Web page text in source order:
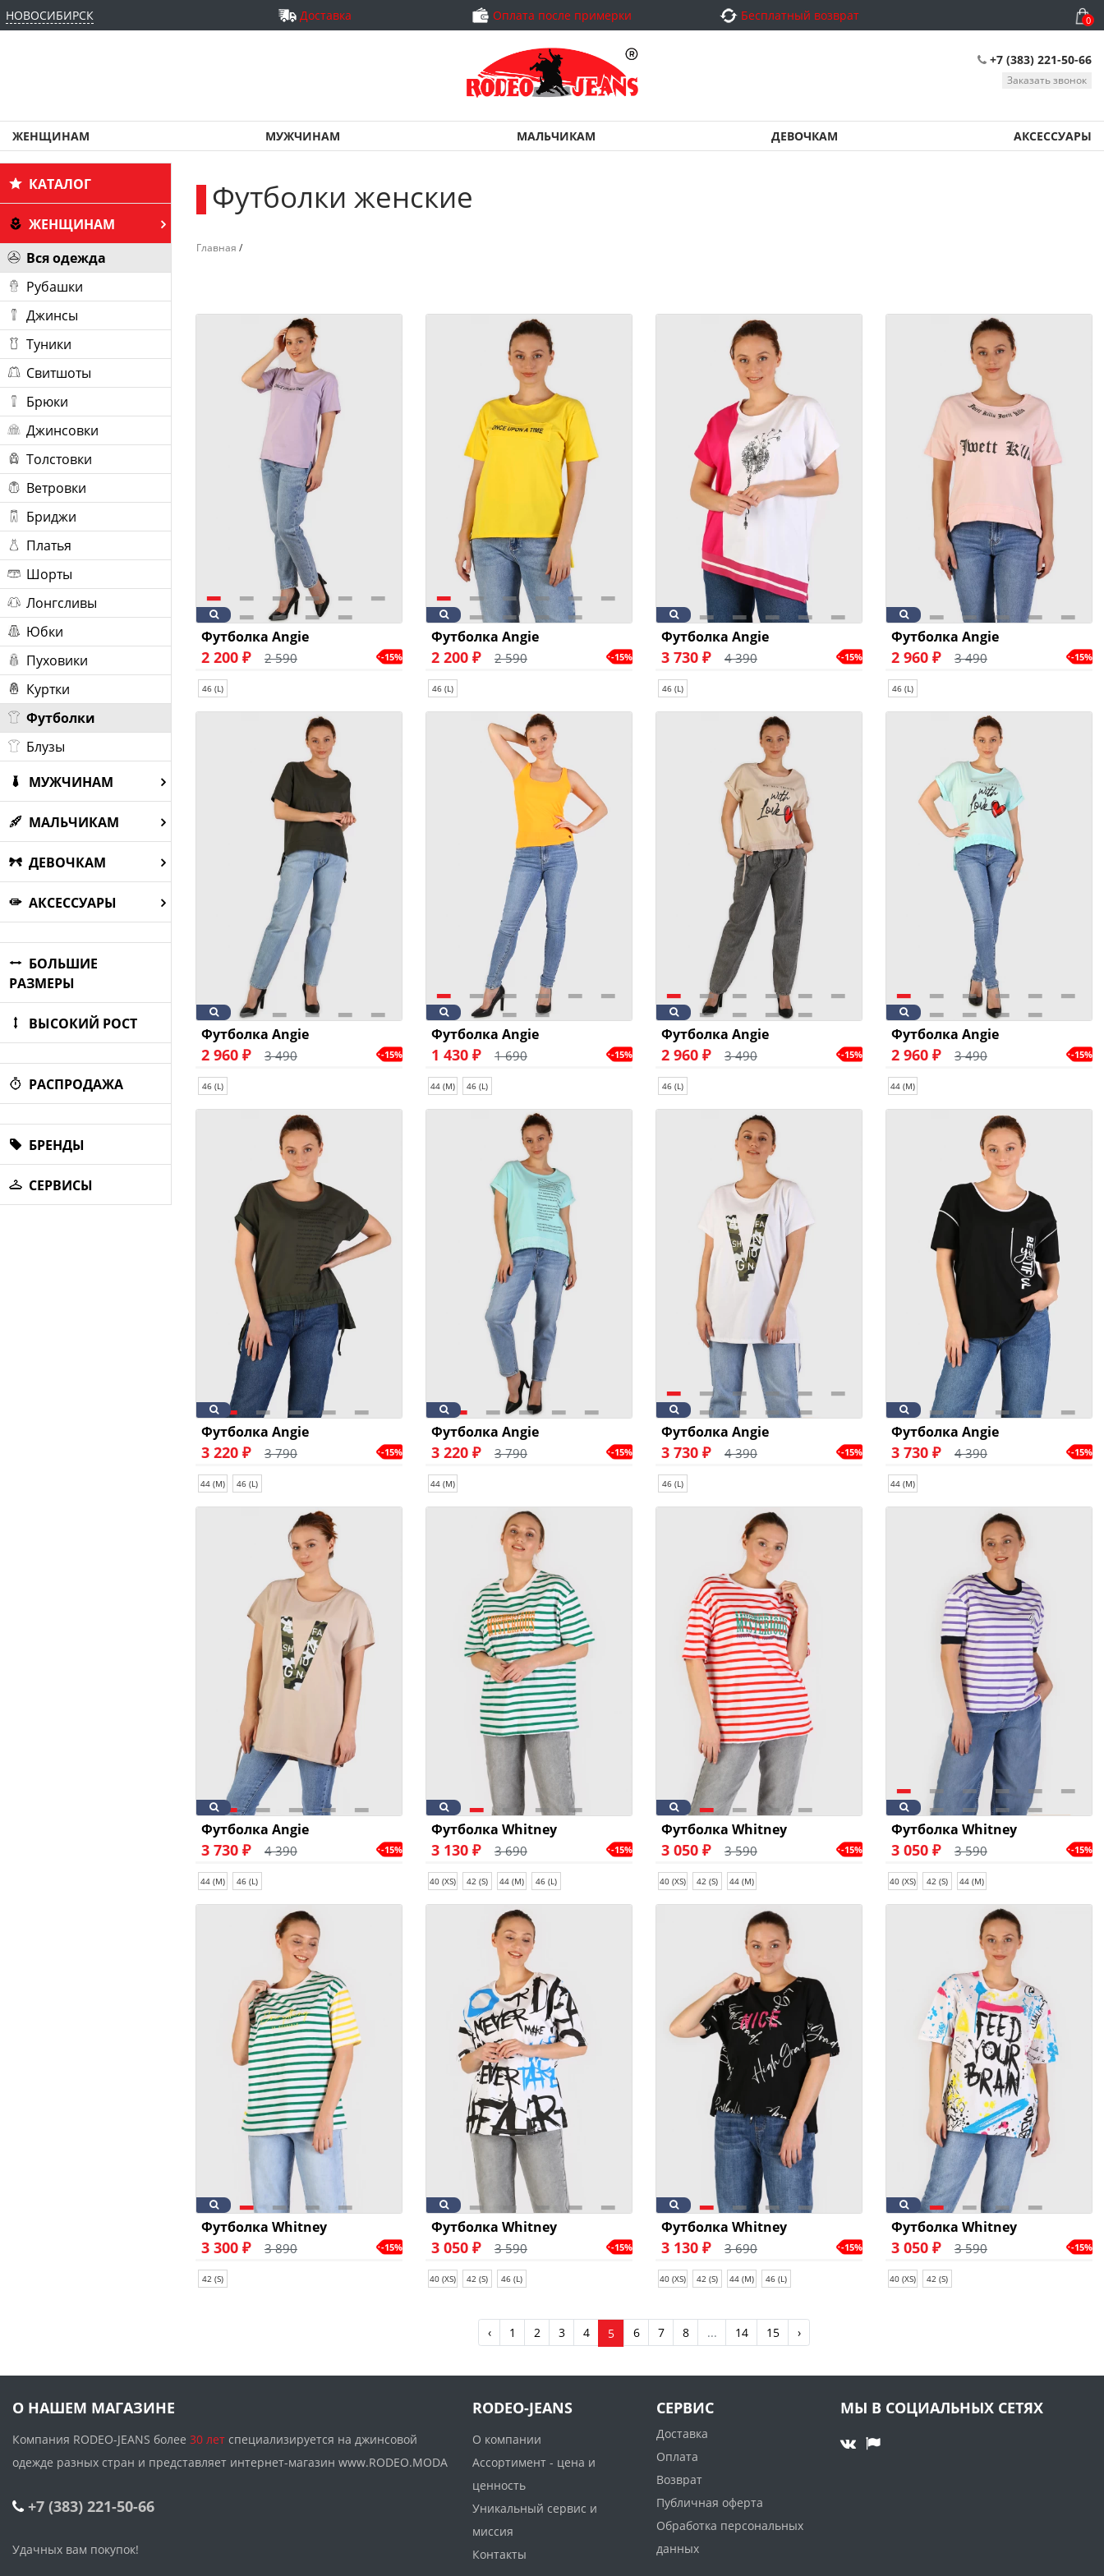
НОВОСИБИРСК Доставка Оплата после примерки Бесплатный возврат 0
+7 (383) 221-50-66
Заказать звонок
ЖЕНЩИНАМ МУЖЧИНАМ МАЛЬЧИКАМ ДЕВОЧКАМ АКСЕССУАРЫ
КАТАЛОГ
ЖЕНЩИНАМ
Вся одежда
Рубашки
Джинсы
Туники
Свитшоты
Брюки
Джинсовки
Толстовки
Ветровки
Бриджи
Платья
Шорты
Лонгсливы
Юбки
Пуховики
Куртки
Футболки
Блузы
МУЖЧИНАМ
МАЛЬЧИКАМ
ДЕВОЧКАМ
АКСЕССУАРЫ
БОЛЬШИЕ
РАЗМЕРЫ
ВЫСОКИЙ РОСТ
РАСПРОДАЖА
БРЕНДЫ
СЕРВИСЫ
Футболки женские
Главная /
Футболка Angie
2 200 ₽ 2 590 -15%
46 (L)
Футболка Angie
2 200 ₽ 2 590 -15%
46 (L)
Футболка Angie
3 730 ₽ 4 390 -15%
46 (L)
Футболка Angie
2 960 ₽ 3 490 -15%
46 (L)
Футболка Angie
2 960 ₽ 3 490 -15%
46 (L)
Футболка Angie
1 430 ₽ 1 690 -15%
44 (M) 46 (L)
Футболка Angie
2 960 ₽ 3 490 -15%
46 (L)
Футболка Angie
2 960 ₽ 3 490 -15%
44 (M)
Футболка Angie
3 220 ₽ 3 790 -15%
44 (M) 46 (L)
Футболка Angie
3 220 ₽ 3 790 -15%
44 (M)
Футболка Angie
3 730 ₽ 4 390 -15%
46 (L)
Футболка Angie
3 730 ₽ 4 390 -15%
44 (M)
Футболка Angie
3 730 ₽ 4 390 -15%
44 (M) 46 (L)
Футболка Whitney
3 130 ₽ 3 690 -15%
40 (XS) 42 (S) 44 (M) 46 (L)
Футболка Whitney
3 050 ₽ 3 590 -15%
40 (XS) 42 (S) 44 (M)
Футболка Whitney
3 050 ₽ 3 590 -15%
40 (XS) 42 (S) 44 (M)
Футболка Whitney
3 300 ₽ 3 890 -15%
42 (S)
Футболка Whitney
3 050 ₽ 3 590 -15%
40 (XS) 42 (S) 46 (L)
Футболка Whitney
3 130 ₽ 3 690 -15%
40 (XS) 42 (S) 44 (M) 46 (L)
Футболка Whitney
3 050 ₽ 3 590 -15%
40 (XS) 42 (S)
‹ 1 2 3 4 5 6 7 8 ... 14 15 ›
О НАШЕМ МАГАЗИНЕ
Компания RODEO-JEANS более 30 лет специализируется на джинсовой
одежде разных стран и представляет интернет-магазин www.RODEO.MODA
+7 (383) 221-50-66
Удачных вам покупок!
RODEO-JEANS
О компании
Ассортимент - цена и
ценность
Уникальный сервис и
миссия
Контакты
СЕРВИС
Доставка
Оплата
Возврат
Публичная оферта
Обработка персональных
данных
МЫ В СОЦИАЛЬНЫХ СЕТЯХ